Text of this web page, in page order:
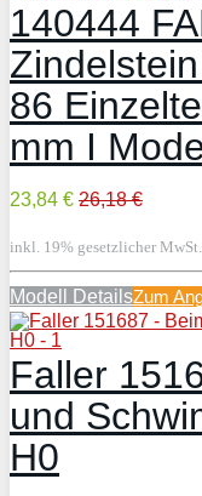
140444
86
mm I
23,84 € 26,18 €
inkl. 19% gesetzlicher MwSt.
Modell DetailsZum
Faller
und
H0